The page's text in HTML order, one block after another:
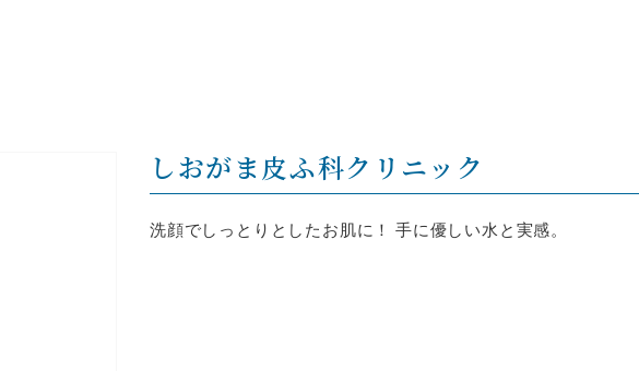
しおがま皮ふ科クリニック
洗顔でしっとりとしたお肌に！ 手に優しい水と実感。